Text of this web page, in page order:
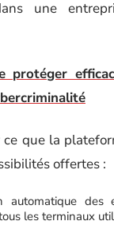
une
protéger
que la
offertes :
automatique des
les terminaux